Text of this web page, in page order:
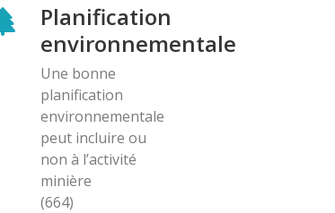
Planification
environnementale
Une bonne
planification
environnementale
peut incluire ou
non à l’activité
minière
(664)